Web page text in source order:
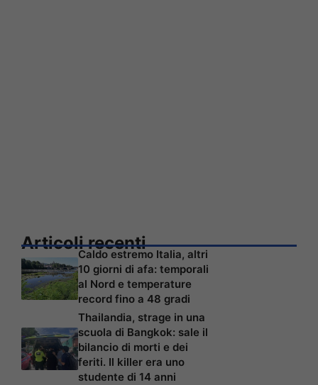
Articoli recenti
Caldo estremo Italia, altri
10 giorni di afa: temporali
al Nord e temperature
record fino a 48 gradi
Thailandia, strage in una
scuola di Bangkok: sale il
bilancio di morti e dei
feriti. Il killer era uno
studente di 14 anni